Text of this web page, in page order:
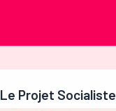
Le Projet Socialiste